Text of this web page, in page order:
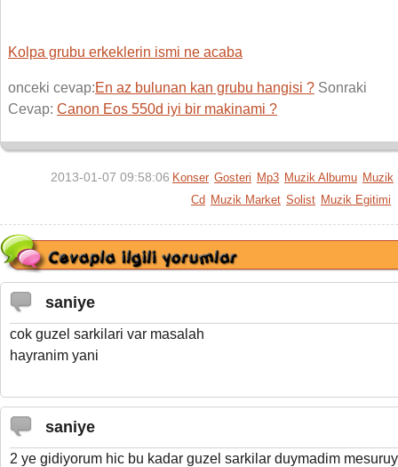
Kolpa grubu erkeklerin ismi ne acaba
onceki cevap:En az bulunan kan grubu hangisi ? Sonraki
Cevap: Canon Eos 550d iyi bir makinami ?
2013-01-07 09:58:06 Konser Gosteri Mp3 Muzik Albumu Muzik
Cd Muzik Market Solist Muzik Egitimi
saniye
cok guzel sarkilari var masalah
hayranim yani
saniye
2 ye gidiyorum hic bu kadar guzel sarkilar duymadim